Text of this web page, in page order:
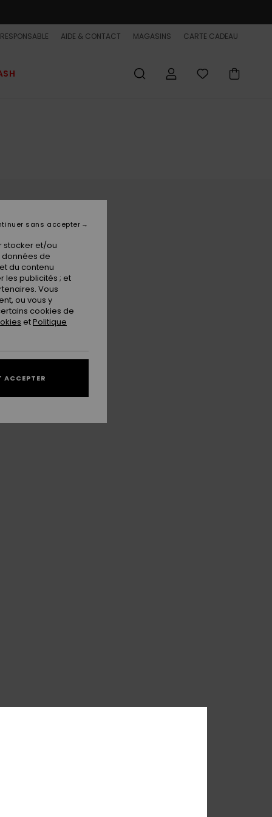
AIDE & CONTACT MAGASINS CARTE CADEAU
stocker et/ou
de
du contenu
les publicités ; et
Vous
ou vous y
cookies de
etPolitique
sans accepter
ACCEPTER